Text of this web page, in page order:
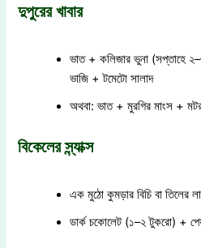
দুপুরের খাবার
ভাত + কলিজার ভুনা (সপ্তাহে
ভাজি + টমেটো সালাদ
অথবা: ভাত + মুরগির মাংস +
বিকেলের স্ন্যাক্স
এক মুঠো কুমড়ার বিচি বা তিলের
ডার্ক চকোলেট (১–২ টুকরো) +